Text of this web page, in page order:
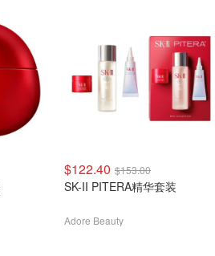
$122.40 $153.00
SK-II PITERA精华套装
Adore Beauty